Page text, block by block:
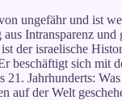
ungefähr und ist
Intransparenz und
der israelische
beschäftigt sich mit
21. Jahrhunderts:
auf der Welt